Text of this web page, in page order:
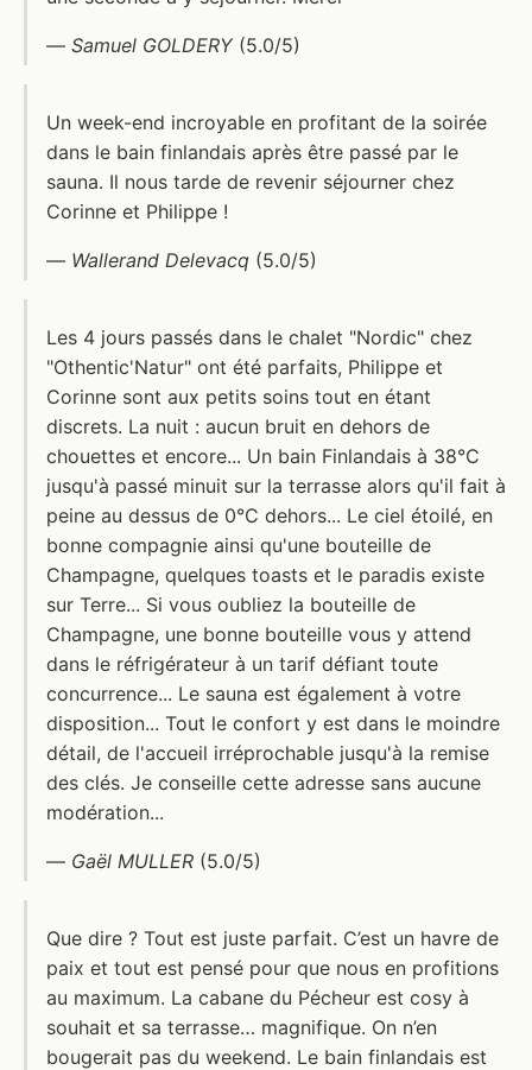
— Samuel GOLDERY (5.0/5)
Un week-end incroyable en profitant de la soirée
dans le bain finlandais après être passé par le
sauna. Il nous tarde de revenir séjourner chez
Corinne et Philippe !
— Wallerand Delevacq (5.0/5)
Les 4 jours passés dans le chalet "Nordic" chez
"Othentic'Natur" ont été parfaits, Philippe et
Corinne sont aux petits soins tout en étant
discrets. La nuit : aucun bruit en dehors de
chouettes et encore... Un bain Finlandais à 38°C
jusqu'à passé minuit sur la terrasse alors qu'il fait à
peine au dessus de 0°C dehors... Le ciel étoilé, en
bonne compagnie ainsi qu'une bouteille de
Champagne, quelques toasts et le paradis existe
sur Terre... Si vous oubliez la bouteille de
Champagne, une bonne bouteille vous y attend
dans le réfrigérateur à un tarif défiant toute
concurrence... Le sauna est également à votre
disposition... Tout le confort y est dans le moindre
détail, de l'accueil irréprochable jusqu'à la remise
des clés. Je conseille cette adresse sans aucune
modération...
— Gaël MULLER (5.0/5)
Que dire ? Tout est juste parfait. C’est un havre de
paix et tout est pensé pour que nous en profitions
au maximum. La cabane du Pécheur est cosy à
souhait et sa terrasse… magnifique. On n’en
bougerait pas du weekend. Le bain finlandais est